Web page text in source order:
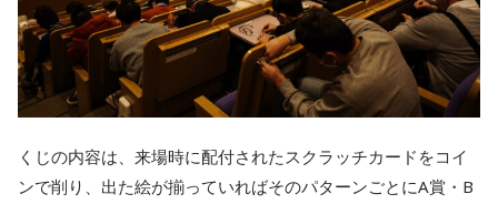
くじの内容は、来場時に配付されたスクラッチカードをコイ
ンで削り、出た絵が揃っていればそのパターンごとにA賞・B